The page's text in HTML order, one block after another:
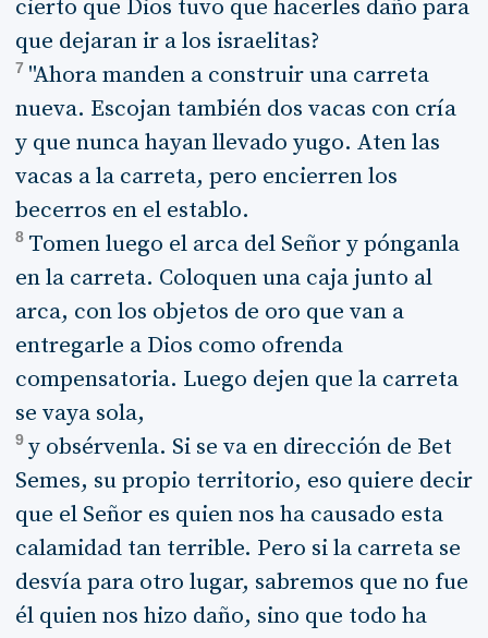
cierto que Dios tuvo que hacerles daño para
que dejaran ir a los israelitas?
7 "Ahora manden a construir una carreta
nueva. Escojan también dos vacas con cría
y que nunca hayan llevado yugo. Aten las
vacas a la carreta, pero encierren los
becerros en el establo.
8 Tomen luego el arca del Señor y pónganla
en la carreta. Coloquen una caja junto al
arca, con los objetos de oro que van a
entregarle a Dios como ofrenda
compensatoria. Luego dejen que la carreta
se vaya sola,
9 y obsérvenla. Si se va en dirección de Bet
Semes, su propio territorio, eso quiere decir
que el Señor es quien nos ha causado esta
calamidad tan terrible. Pero si la carreta se
desvía para otro lugar, sabremos que no fue
él quien nos hizo daño, sino que todo ha